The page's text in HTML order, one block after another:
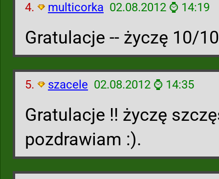
4. multicorka 02.08.2012 ⌚ 14:19
Gratulacje -- życzę 10/
5. szacele 02.08.2012 ⌚ 14:35
Gratulacje !! życzę
pozdrawiam :).